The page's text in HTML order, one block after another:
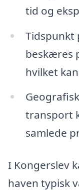
tid og
Tidspunkt
beskæres
hvilket
transport
samlede
I Kongerslev
haven typisk